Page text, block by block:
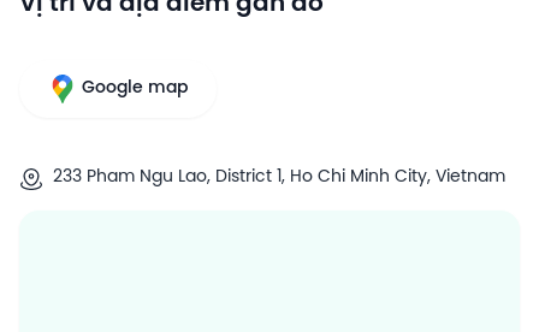
Google map
233 Pham Ngu Lao, District 1, Ho Chi Minh City, Vietnam